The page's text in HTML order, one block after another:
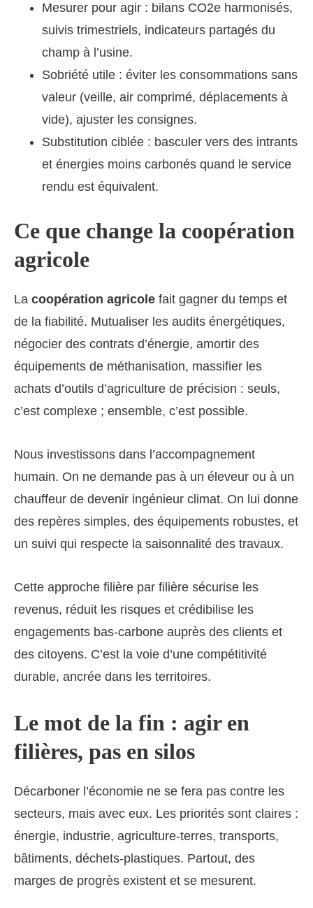
Mesurer pour agir : bilans CO2e harmonisés,
suivis trimestriels, indicateurs partagés du
champ à l’usine.
Sobriété utile : éviter les consommations sans
valeur (veille, air comprimé, déplacements à
vide), ajuster les consignes.
Substitution ciblée : basculer vers des intrants
et énergies moins carbonés quand le service
rendu est équivalent.
Ce que change la coopération
agricole
La coopération agricole fait gagner du temps et
de la fiabilité. Mutualiser les audits énergétiques,
négocier des contrats d’énergie, amortir des
équipements de méthanisation, massifier les
achats d’outils d’agriculture de précision : seuls,
c’est complexe ; ensemble, c’est possible.
Nous investissons dans l’accompagnement
humain. On ne demande pas à un éleveur ou à un
chauffeur de devenir ingénieur climat. On lui donne
des repères simples, des équipements robustes, et
un suivi qui respecte la saisonnalité des travaux.
Cette approche filière par filière sécurise les
revenus, réduit les risques et crédibilise les
engagements bas-carbone auprès des clients et
des citoyens. C’est la voie d’une compétitivité
durable, ancrée dans les territoires.
Le mot de la fin : agir en
filières, pas en silos
Décarboner l’économie ne se fera pas contre les
secteurs, mais avec eux. Les priorités sont claires :
énergie, industrie, agriculture-terres, transports,
bâtiments, déchets-plastiques. Partout, des
marges de progrès existent et se mesurent.